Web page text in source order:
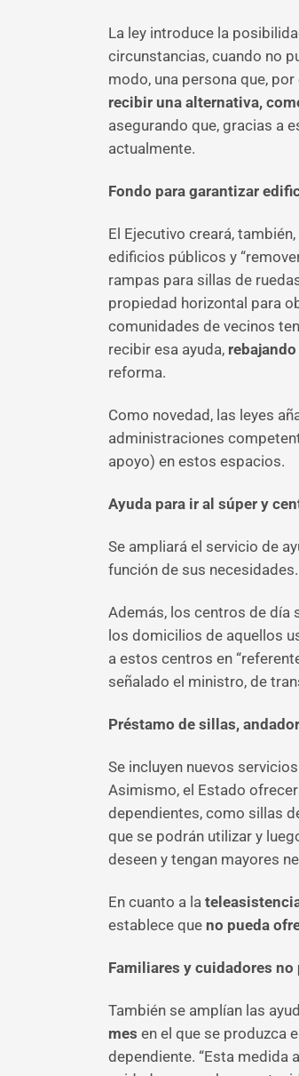
La ley introduce la
circunstancias, cuando no
modo, una persona que,
recibir una alternativa,
asegurando que, gracias a
actualmente.
Fondo para garantizar
El Ejecutivo creará,
edificios públicos y
rampas para sillas de
propiedad horizontal para
comunidades de vecinos
recibir esa ayuda,
reforma.
Como novedad, las leyes
administraciones
apoyo) en estos espacios.
Ayuda para ir al súper y
Se ampliará el servicio de
función de sus necesidades.
Además, los centros de día
los domicilios de aquellos
a estos centros en
señalado el ministro, de
Préstamo de sillas,
Se incluyen nuevos
Asimismo, el Estado
dependientes, como sillas
que se podrán utilizar y
deseen y tengan mayores
En cuanto a la
establece que no pueda
Familiares y cuidadores
También se amplían las
mes en el que se produzca
dependiente. “Esta medida